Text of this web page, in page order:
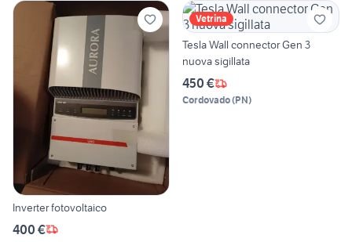
Inverter fotovoltaico
400 €
Vetrina
Tesla Wall connector Gen 3
nuova sigillata
450 €
Cordovado(PN)